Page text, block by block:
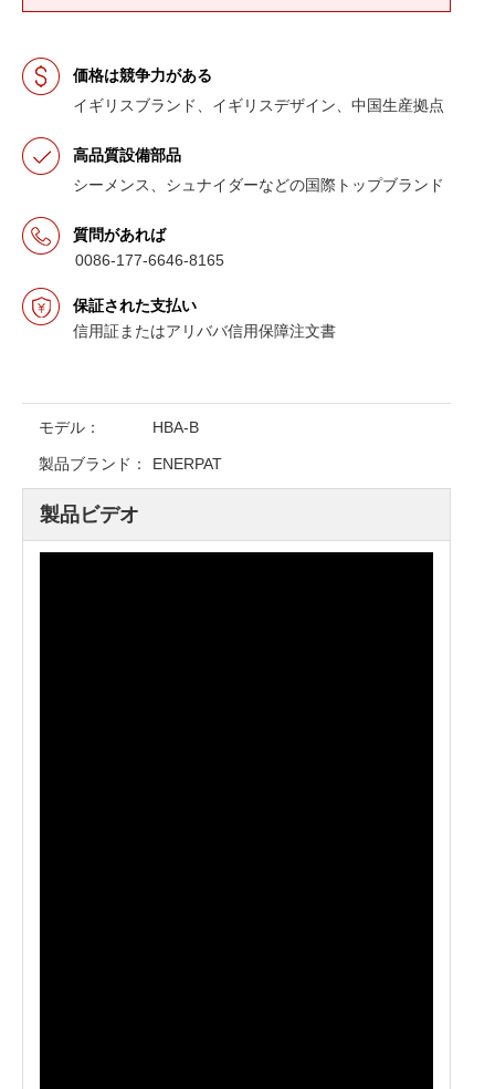
価格は競争力がある
イギリスブランド、イギリスデザイン、中国生産拠点
高品質設備部品
シーメンス、シュナイダーなどの国際トップブランド
質問があれば
0086-177-6646-8165
保証された支払い
信用証またはアリババ信用保障注文書
モデル： HBA-B
製品ブランド： ENERPAT
製品ビデオ